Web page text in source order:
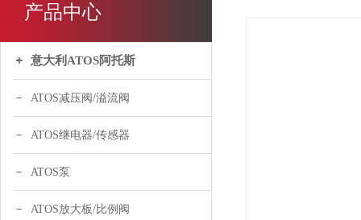
产品中心
意大利ATOS阿托斯
ATOS减压阀/溢流阀
ATOS继电器/传感器
ATOS泵
ATOS放大板/比例阀